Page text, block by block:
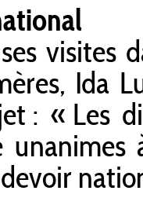
visites
Ida
: « Les